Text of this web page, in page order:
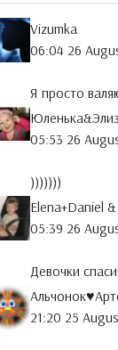
Vizumka
06:04 26
Я просто
05:53 26
)))))))
Elena+Daniel
05:39 26
Девочки
21:20 25